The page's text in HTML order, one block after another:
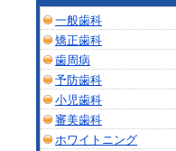
一般歯科
矯正歯科
歯周病
予防歯科
小児歯科
審美歯科
ホワイトニング